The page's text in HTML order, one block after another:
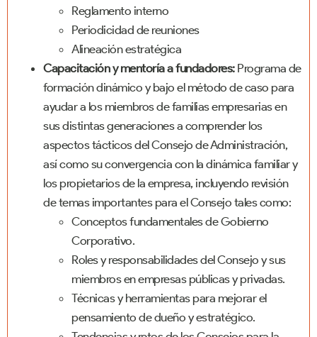
Reglamento interno
Periodicidad de reuniones
Alineación estratégica
Capacitación y mentoría a fundadores: Programa de
formación dinámico y bajo el método de caso para
ayudar a los miembros de familias empresarias en
sus distintas generaciones a comprender los
aspectos tácticos del Consejo de Administración,
así como su convergencia con la dinámica familiar y
los propietarios de la empresa, incluyendo revisión
de temas importantes para el Consejo tales como:
Conceptos fundamentales de Gobierno
Corporativo.
Roles y responsabilidades del Consejo y sus
miembros en empresas públicas y privadas.
Técnicas y herramientas para mejorar el
pensamiento de dueño y estratégico.